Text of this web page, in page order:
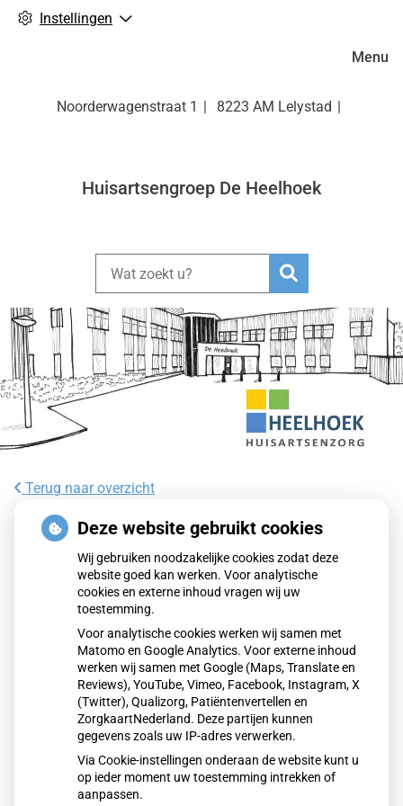
Instellingen
Noorderwagenstraat 1 8223 AM Lelystad
Huisartsengroep De Heelhoek
Zoeken
Menu
Terug naar overzicht
Kookadvies drinkwater in provincie
Utrecht vanwege besmetting
Voor ongeveer 85.000 huishoudens in het oosten van de
provincie Utrecht geldt een kookadvies voor drinkwater.
Drinkwaterbedrijf Vitens heeft een besmetting met de
enterokokkenbacterie vastgesteld. Bewoners wordt
geadviseerd water eerst te koken voordat het wordt
gebruikt om te drinken of eten te bereiden.
Lees het hele artikel op: Nationale zorggids
Publicatiedatum:06-01-2026
Deze website gebruikt cookies
Wij gebruiken noodzakelijke cookies zodat deze
website goed kan werken. Voor analytische
cookies en externe inhoud vragen wij uw
toestemming.
Voor analytische cookies werken wij samen met
Matomo en Google Analytics. Voor externe inhoud
werken wij samen met Google (Maps, Translate en
Reviews), YouTube, Vimeo, Facebook, Instagram, X
(Twitter), Qualizorg, Patiëntenvertellen en
ZorgkaartNederland. Deze partijen kunnen
gegevens zoals uw IP-adres verwerken.
Via Cookie-instellingen onderaan de website kunt u
op ieder moment uw toestemming intrekken of
aanpassen.